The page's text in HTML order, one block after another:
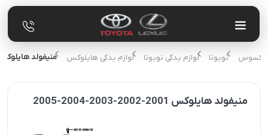
لکسوس تویوتا لوازم یدکی تویوتا لوازم یدکی هایلوکس منيفولد هايلوكس 2001-2002-2003-2004-
منيفولد هايلوكس 2001-2002-2003-2004-2005